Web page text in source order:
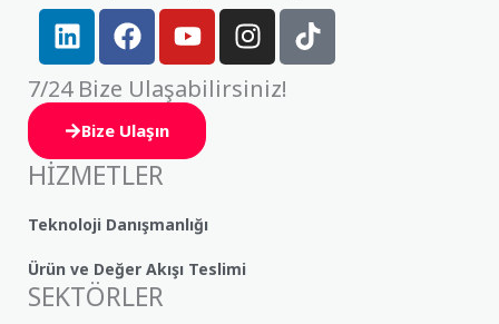
L
i
n
k
e
d
i
n
F
a
c
e
b
o
o
k
Y
o
u
t
b
I
n
s
t
T
i
k
7/24 Bize Ulaşabilirsiniz!
Bize Ulaşın
HİZMETLER
Teknoloji Danışmanlığı
Ürün ve Değer Akışı Teslimi
SEKTÖRLER